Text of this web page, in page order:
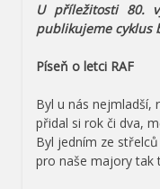
U příležitosti 80.
publikujeme cyklus
Píseň o letci RAF
Byl u nás nejmladší,
přidal si rok či dva,
Byl jedním ze
pro naše majory tak